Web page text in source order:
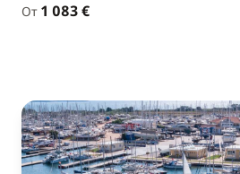
От 1 083 €